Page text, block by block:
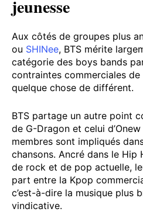
jeunesse
Aux côtés de groupes plus
ou SHINee, BTS mérite
catégorie des boys bands
contraintes commerciales
quelque chose de différent.
BTS partage un autre point
de G-Dragon et celui
membres sont impliqués
chansons. Ancré dans le Hip
de rock et de pop actuelle,
part entre la Kpop
c’est-à-dire la musique plus
vindicative.